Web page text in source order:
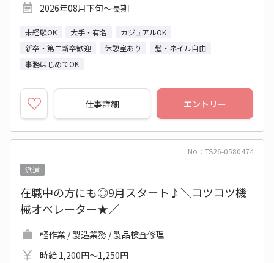
2026年08月下旬～長期
未経験OK 大手・有名
カジュアルOK
新卒・第二新卒歓迎
休憩室あり
髪・ネイル自由
事務はじめてOK
仕事詳細 エントリー
No：TS26-0580474
派遣
在職中の方にも◎9月スタート♪＼コツコツ機
械オペレーター★／
軽作業 / 製造業務 / 製品検査修理
時給 1,200円～1,250円